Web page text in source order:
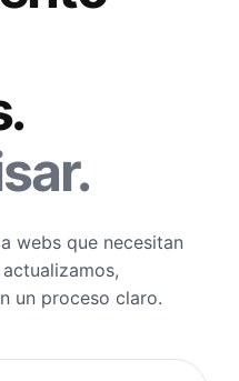
webs que necesitan
un proceso claro.